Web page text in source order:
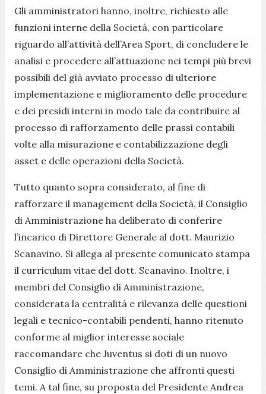
Gli amministratori hanno, inoltre, richiesto alle
funzioni interne della Società, con particolare
riguardo all’attività dell’Area Sport, di concludere le
analisi e procedere all’attuazione nei tempi più brevi
possibili del già avviato processo di ulteriore
implementazione e miglioramento delle procedure
e dei presidi interni in modo tale da contribuire al
processo di rafforzamento delle prassi contabili
volte alla misurazione e contabilizzazione degli
asset e delle operazioni della Società.
Tutto quanto sopra considerato, al fine di
rafforzare il management della Società, il Consiglio
di Amministrazione ha deliberato di conferire
l’incarico di Direttore Generale al dott. Maurizio
Scanavino. Si allega al presente comunicato stampa
il curriculum vitae del dott. Scanavino. Inoltre, i
membri del Consiglio di Amministrazione,
considerata la centralità e rilevanza delle questioni
legali e tecnico-contabili pendenti, hanno ritenuto
conforme al miglior interesse sociale
raccomandare che Juventus si doti di un nuovo
Consiglio di Amministrazione che affronti questi
temi. A tal fine, su proposta del Presidente Andrea